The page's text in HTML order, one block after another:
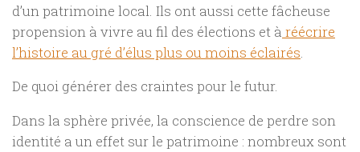
d’un patrimoine local. Ils ont aussi cette fâcheuse
propension à vivre au fil des élections et à réécrire
l’histoire au gré d’élus plus ou moins éclairés.
De quoi générer des craintes pour le futur.
Dans la sphère privée, la conscience de perdre son
identité a un effet sur le patrimoine : nombreux sont